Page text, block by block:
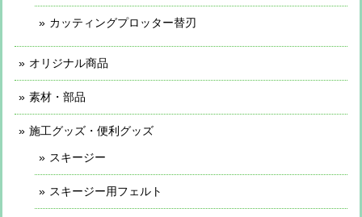
カッティングプロッター替刃
オリジナル商品
素材・部品
施工グッズ・便利グッズ
スキージー
スキージー用フェルト